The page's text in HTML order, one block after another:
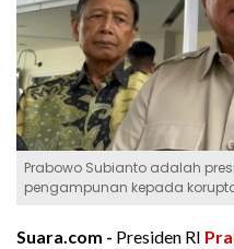
Prabowo Subianto adalah
pengampunan kepada
Suara.com - Presiden RI